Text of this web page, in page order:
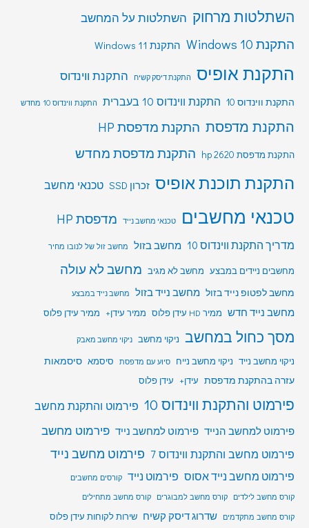
השתלטות מרחוק השתלטות על המחשב
התקנת Windows 10 התקנת Windows 11
התקנת אופיס התקנת דיסק קשיח התקנת ווינדוס
התקנת ווינדוס 10 התקנת ווינדוס 10 בעברית התקנת ווינדוס 10 מחדש
התקנת מדפסת התקנת מדפסת HP
התקנת מדפסת hp 2620 התקנת מדפסת מחדש
התקנת תוכנת אופיס זכרון SSD טכנאי מחשב
טכנאי מחשבים טכנאי מחשב נייד מדפסת HP
מדריך התקנת ווינדוס 10 מחשב בזול מחשב זול של לנובו מחיר
מחשבים ניידים במבצע מחשב לא מגיב מחשב לא עולה
מחשב לפטופ נייד בזול מחשב נייד בזול מחשב נייד במבצע
מחשב נייד חדש ממיר HD עידן פלוס ממיר עידן+ ממיר עידן פלוס
מסך כחול במחשב ניקוי מחשב ניקוי מחשב מאבק
ניקוי מחשב נייד ניקוי מחשב נייח סיוע עם מדפסת סיסמא סיסמאות
עזרה בהתקנת מדפסת עידן+ עידן פלוס
פירמוט והתקנת ווינדוס 10 פירמוט והתקנת מחשב
פירמוט למחשב הנייד פירמוט למחשב נייד פירמוט מחשב
פירמוט מחשב והתקנת ווינדוס 7
פירמוט מחשב נייד
פירמוט מחשב נייד אסוס פירמוט נייד קורסים מחשבים
קורס מחשב לילדים
קורס מחשב למבוגרים
קורס מחשב מתחילים
קורס מחשב מתקדמים
שדרוג דיסק קשיח שירות לקוחות עידן פלוס